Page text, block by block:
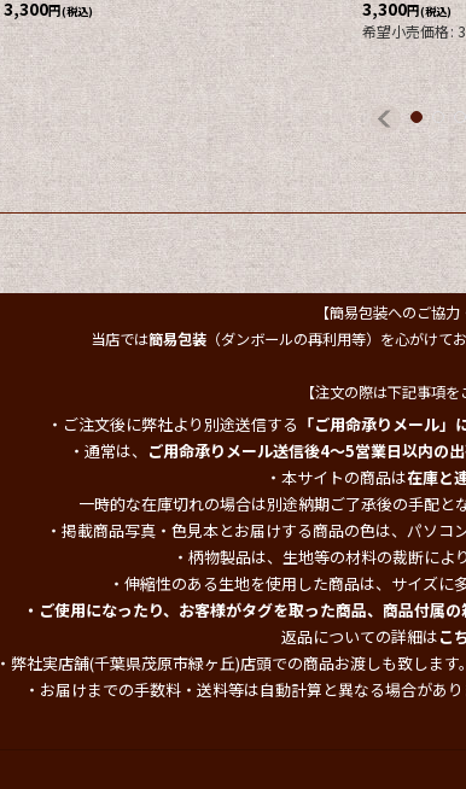
3,300円(税込) 3,300円(税込)
希望小売価格:
【簡易包装へのご協力
当店では簡易包装（ダンボールの再利用等）を心がけて
【注文の際は下記事項を
・ご注文後に弊社より別途送信する 「ご用命承りメール
・通常は、 ご用命承りメール送信後4～5営業日以内の
・本サイトの商品は在庫と
一時的な在庫切れの場合は別途納期ご了承後の手配と
・掲載商品写真・色見本とお届けする商品の色は、パソコ
・柄物製品は、生地等の材料の裁断によ
・伸縮性のある生地を使用した商品は、サイズに
・ご使用になったり、お客様がタグを取った商品、商品付属
返品についての詳細はこ
・弊社実店舗(千葉県茂原市緑ヶ丘)店頭での商品お渡しも致しま
・お届けまでの手数料・送料等は自動計算と異なる場合があ